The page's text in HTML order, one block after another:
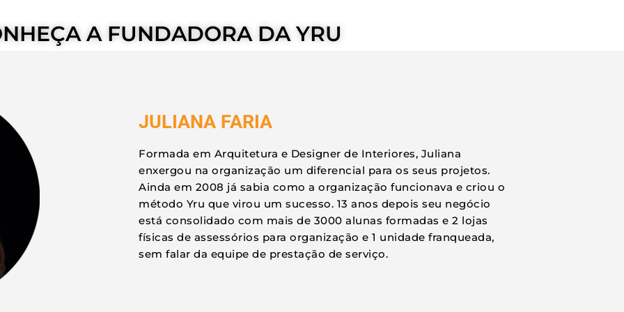
A FUNDADORA DA YRU
JULIANA FARIA
Formada em Arquitetura e Designer de Interiores, Juliana
enxergou na organização um diferencial para os seus projetos.
Ainda em 2008 já sabia como a organização funcionava e criou o
método Yru que virou um sucesso. 13 anos depois seu negócio
está consolidado com mais de 3000 alunas formadas e 2 lojas
físicas de assessórios para organização e 1 unidade franqueada,
sem falar da equipe de prestação de serviço.